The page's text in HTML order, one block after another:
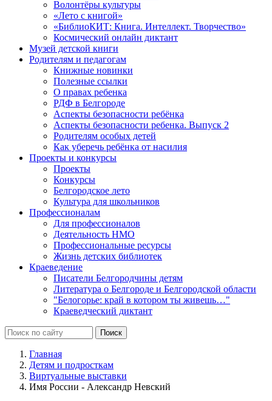
Волонтёры культуры
«Лето с книгой»
«БиблиоКИТ: Книга. Интеллект. Творчество»
Космический онлайн диктант
Музей детской книги
Родителям и педагогам
Книжные новинки
Полезные ссылки
О правах ребенка
РДФ в Белгороде
Аспекты безопасности ребёнка
Аспекты безопасности ребенка. Выпуск 2
Родителям особых детей
Как уберечь ребёнка от насилия
Проекты и конкурсы
Проекты
Конкурсы
Белгородское лето
Культура для школьников
Профессионалам
Для профессионалов
Деятельность НМО
Профессиональные ресурсы
Жизнь детских библиотек
Краеведение
Писатели Белгородчины детям
Литература о Белгороде и Белгородской области
"Белогорье: край в котором ты живешь…"
Краеведческий диктант
Главная
Детям и подросткам
Виртуальные выставки
Имя России - Александр Невский